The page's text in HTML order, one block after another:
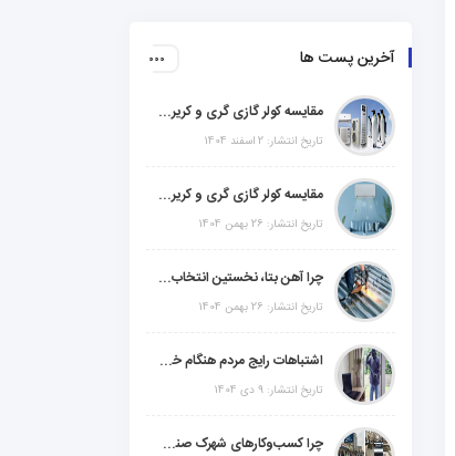
آخرین پست ها
مقایسه کولر گازی گری و کریر و ال جی و جنرال گلد و هایسنس و مدیا و اجنرال
تاریخ انتشار: 2 اسفند 1404
مقایسه کولر گازی گری و کریر و ال جی و جنرال گلد و جنرال شکار و سامسونگ و یونیوا
تاریخ انتشار: 26 بهمن 1404
چرا آهن بتا، نخستین انتخاب برای گل میخ عرشه فولادی در ایران است؟
تاریخ انتشار: 26 بهمن 1404
اشتباهات رایج مردم هنگام خرید دزدگیر منزل
تاریخ انتشار: 9 دی 1404
چرا کسب‌وکارهای شهرک صنعتی چهاردانگه فوراً به طراحی سایت نیاز دارند؟